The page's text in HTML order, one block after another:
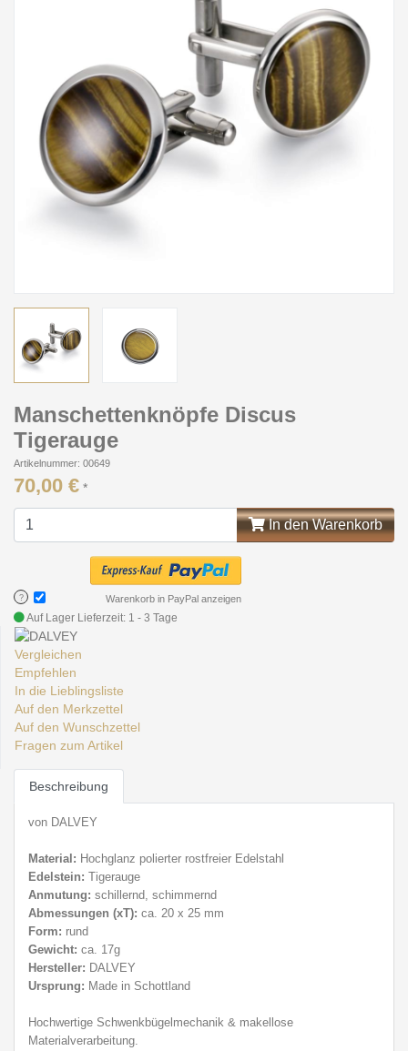
Manschettenknöpfe Discus
Tigerauge
Artikelnummer: 00649
70,00 € *
In den Warenkorb
? Warenkorb in PayPal anzeigen
Auf Lager Lieferzeit: 1 - 3 Tage
Vergleichen
Empfehlen
In die Lieblingsliste
Auf den Merkzettel
Auf den Wunschzettel
Fragen zum Artikel
Beschreibung
von DALVEY
Material: Hochglanz polierter rostfreier Edelstahl
Edelstein: Tigerauge
Anmutung: schillernd, schimmernd
Abmessungen (xT): ca. 20 x 25 mm
Form: rund
Gewicht: ca. 17g
Hersteller: DALVEY
Ursprung: Made in Schottland
Hochwertige Schwenkbügelmechanik & makellose
Materialverarbeitung.